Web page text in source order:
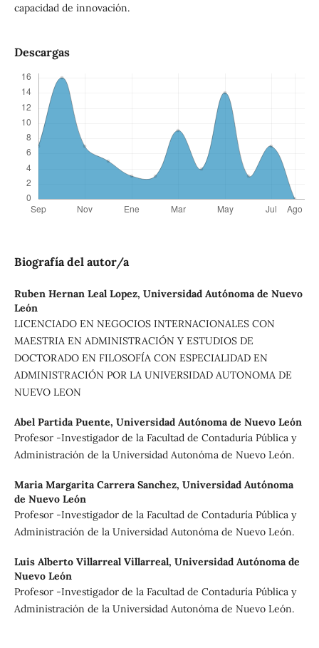
capacidad de innovación.
Descargas
Biografía del autor/a
Ruben Hernan Leal Lopez, Universidad Autónoma de Nuevo
León
LICENCIADO EN NEGOCIOS INTERNACIONALES CON
MAESTRIA EN ADMINISTRACIÓN Y ESTUDIOS DE
DOCTORADO EN FILOSOFÍA CON ESPECIALIDAD EN
ADMINISTRACIÓN POR LA UNIVERSIDAD AUTONOMA DE
NUEVO LEON
Abel Partida Puente, Universidad Autónoma de Nuevo León
Profesor -Investigador de la Facultad de Contaduría Pública y
Administración de la Universidad Autonóma de Nuevo León.
Maria Margarita Carrera Sanchez, Universidad Autónoma
de Nuevo León
Profesor -Investigador de la Facultad de Contaduría Pública y
Administración de la Universidad Autonóma de Nuevo León.
Luis Alberto Villarreal Villarreal, Universidad Autónoma de
Nuevo León
Profesor -Investigador de la Facultad de Contaduría Pública y
Administración de la Universidad Autonóma de Nuevo León.